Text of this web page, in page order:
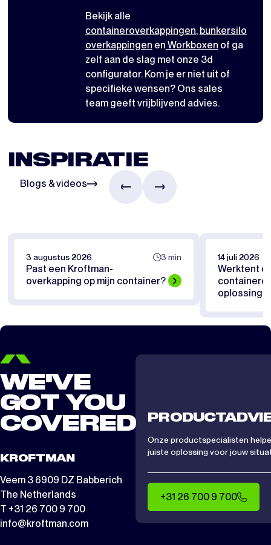
Bekijk alle
containeroverkappingen, bunkersilo
overkappingen en Workboxen of ga
zelf aan de slag met onze 3d
configurator. Kom je er niet uit of
specifieke wensen? Ons sales
team geeft vrijblijvend advies.
INSPIRATIE
Blogs & videos
3 augustus 2026 3 min
Past een Kroftman-
overkapping op mijn container?
14 juli 2026
Werktent of
oplossing
WE'VE
GOT YOU
COVERED
KROFTMAN
Veem 3 6909 DZ Babberich
The Netherlands
T +31 26 700 9 700
info@kroftman.com
Onze productspecialisten
juiste oplossing voor jouw
+31 26 700 9 700